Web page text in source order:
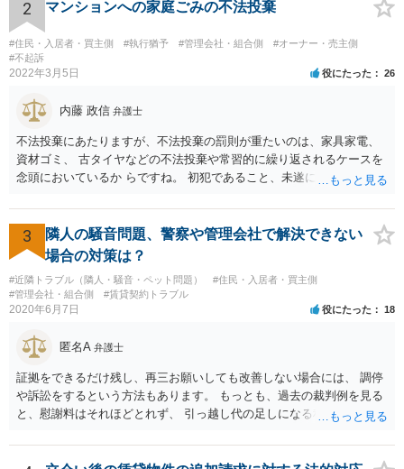
2 マンションへの家庭ごみの不法投棄
#住民・入居者・買主側 #執行猶予 #管理会社・組合側
#オーナー・売主側
#不起訴
2022年3月5日 役にたった 26
内藤 政信 弁護士
不法投棄にあたりますが、不法投棄の罰則が重たいのは、家具家電、
資材ゴミ、 古タイヤなどの不法投棄や常習的に繰り返されるケースを
念頭においているか らですね。 初犯であること、未遂に終わっている
ことはないでしょう。 様子見でいいでしょう。
3
隣人の騒音問題、警察や管理会社で解決できない
場合の対策は？
#近隣トラブル（隣人・騒音・ペット問題）
#住民・入居者・買主側
#管理会社・組合側
#賃貸契約トラブル
2020年6月7日 役にたった 18
匿名A 弁護士
証拠をできるだけ残し、再三お願いしても改善しない場合には、 調停
や訴訟をするという方法もあります。 もっとも、過去の裁判例を見る
と、慰謝料はそれほどとれず、 引っ越し代の足しになる程度に終わっ